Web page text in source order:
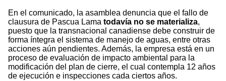
En el comunicado, la asamblea denuncia que el fallo de
clausura de Pascua Lama todavía no se materializa,
puesto que la transnacional canadiense debe construir de
forma íntegra el sistema de manejo de aguas, entre otras
acciones aún pendientes. Además, la empresa está en un
proceso de evaluación de impacto ambiental para la
modificación del plan de cierre, el cual contempla 12 años
de ejecución e inspecciones cada ciertos años.